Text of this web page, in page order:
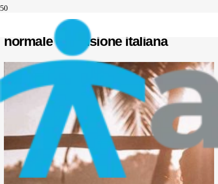
Yoga e altri disastri, storia di
normale confusione italiana